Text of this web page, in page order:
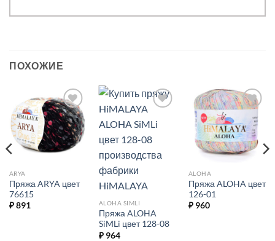
ПОХОЖИЕ
Добавить в
избранное.
ARYA
Пряжа ARYA цвет
76615
₽891
избранное.
ALOHA SIMLI
Пряжа ALOHA
SiMLi цвет 128-08
₽964
Добавить в
избранное.
ALOHA
Пряжа ALOHA цвет
126-01
₽960